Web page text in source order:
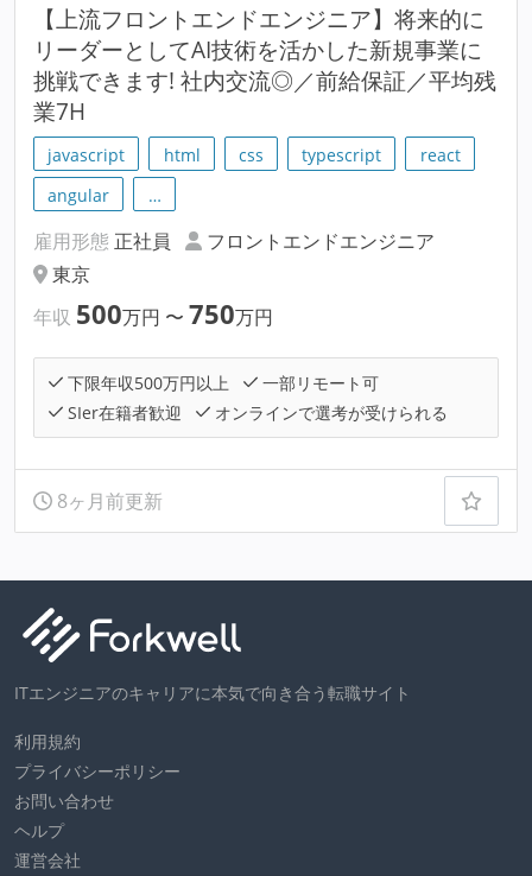
【上流フロントエンドエンジニア】将来的に
リーダーとしてAI技術を活かした新規事業に
挑戦できます! 社内交流◎／前給保証／平均残
業7H
javascript html css typescript
react
angular
…
雇用形態 正社員
フロントエンドエンジニア
東京
年収 500万円 〜 750万円
下限年収500万円以上
一部リモート可
SIer在籍者歓迎
オンラインで選考が受けられる
8ヶ月前更新
ITエンジニアのキャリアに本気で向き合う転職サイト
利用規約
プライバシーポリシー
お問い合わせ
ヘルプ
運営会社